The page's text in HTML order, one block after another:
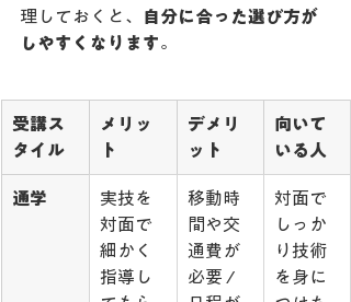
理しておくと、
自分に合った選び方が
しやすくなります。
受講ス
タイル
メリッ
ト
デメリ
ット
向いて
いる人
通学
実技を
対面で
細かく
指導し
移動時
間や交
通費が
必要 /
対面で
しっか
り技術
を身に